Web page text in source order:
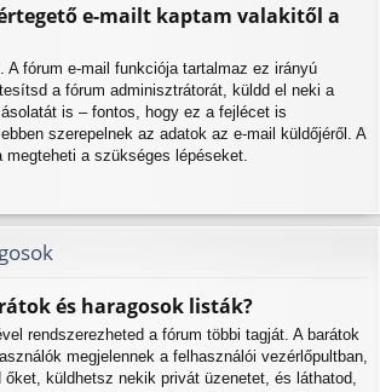
e-mailt kaptam valakitől a
A fórum e-mail funkciója tartalmaz ez irányú
a fórum adminisztrátorát, küldd el neki a
is – fontos, hogy ez a fejlécet is
szerepelnek az adatok az e-mail küldőjéről. A
megteheti a szükséges lépéseket.
és haragosok listák?
rendszerezheted a fórum többi tagját. A barátok
megjelennek a felhasználói vezérlőpultban,
őket, küldhetsz nekik privát üzenetet, és láthatod,